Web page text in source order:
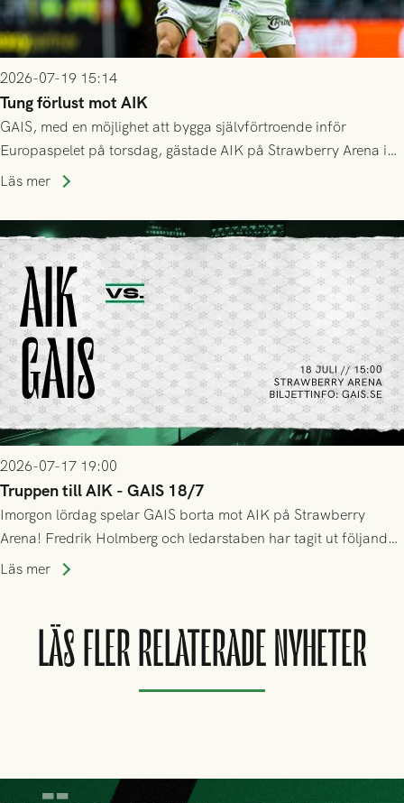
2026-07-19 15:14
Tung förlust mot AIK
GAIS, med en möjlighet att bygga självförtroende inför
Europaspelet på torsdag, gästade AIK på Strawberry Arena i
Stockholm . Men trots konstant hotande i första halvlek av
lyckades få in 2-0.
Läs mer
2026-07-17 19:00
Truppen till AIK - GAIS 18/7
Imorgon lördag spelar GAIS borta mot AIK på Strawberry
Arena! Fredrik Holmberg och ledarstaben har tagit ut följande
trupp till matchen:
Läs mer
LÄS FLER RELATERADE NYHETER